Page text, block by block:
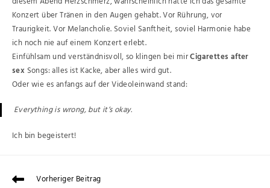
Konzert über Tränen in den Augen gehabt. Vor Rührung, vor
Traurigkeit. Vor Melancholie. Soviel Sanftheit, soviel Harmonie habe
ich noch nie auf einem Konzert erlebt.
Einfühlsam und verständnisvoll, so klingen bei mirCigarettes after
sex Songs: alles ist Kacke, aber alles wird gut.
Oder wie es anfangs auf der Videoleinwand stand:
Everything is wrong, but it’s okay.
Ich bin begeistert!
Vorheriger Beitrag